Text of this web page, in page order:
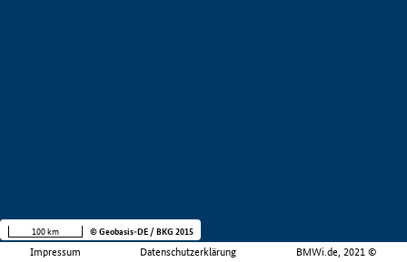
Impressum Datenschutzerklärung BMWi.de, 2021 ©
100 km © Geobasis-DE / BKG 2015